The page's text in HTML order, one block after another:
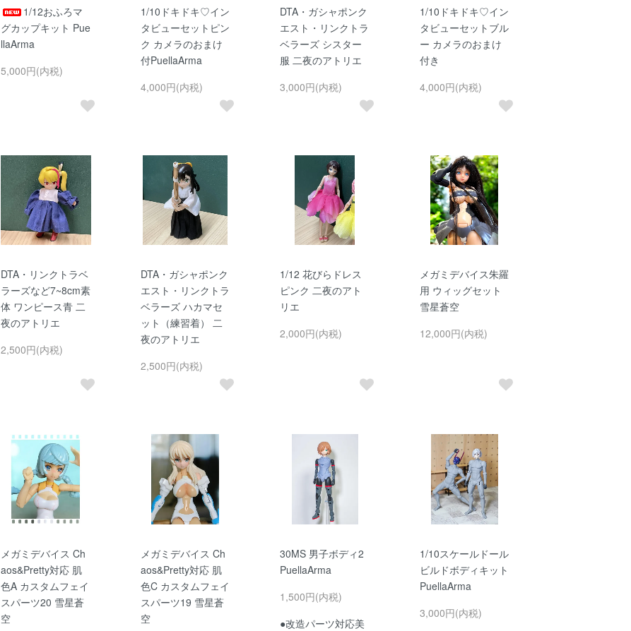
1/12おふろマ
グカップキット Pue
llaArma
5,000円(内税)
1/10ドキドキ♡イン
タビューセットピン
ク カメラのおまけ
付PuellaArma
4,000円(内税)
DTA・ガシャポンク
エスト・リンクトラ
ベラーズ シスター
服 二夜のアトリエ
3,000円(内税)
1/10ドキドキ♡イン
タビューセットブル
ー カメラのおまけ
付き
4,000円(内税)
DTA・リンクトラベ
ラーズなど7~8cm素
体 ワンピース青 二
夜のアトリエ
2,500円(内税)
DTA・ガシャポンク
エスト・リンクトラ
ベラーズ ハカマセ
ット（練習着） 二
夜のアトリエ
2,500円(内税)
1/12 花びらドレス
ピンク 二夜のアト
リエ
2,000円(内税)
メガミデバイス朱羅
用 ウィッグセット
雪星蒼空
12,000円(内税)
メガミデバイス Ch
aos&Pretty対応 肌
色A カスタムフェイ
スパーツ20 雪星蒼
空
メガミデバイス Ch
aos&Pretty対応 肌
色C カスタムフェイ
スパーツ19 雪星蒼
空
30MS 男子ボディ2
PuellaArma
1,500円(内税)
●改造パーツ対応美
1/10スケールドール
ビルドボディキット
PuellaArma
3,000円(内税)